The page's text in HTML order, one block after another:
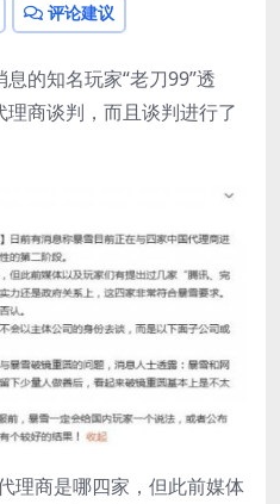
评论建议
的知名玩家“老刀99”透
商谈判，而且谈判进行了
商是哪四家，但此前媒体